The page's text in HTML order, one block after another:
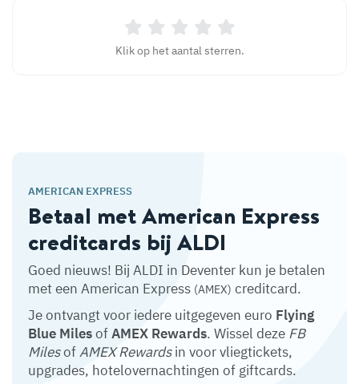
Klik op het aantal sterren.
AMERICAN EXPRESS
Betaal met American Express
creditcards bij ALDI
Goed nieuws! Bij ALDI in Deventer kun je betalen
met een American Express (AMEX) creditcard.
Je ontvangt voor iedere uitgegeven euro Flying
Blue MilesofAMEX Rewards. Wissel deze FB
MilesofAMEX Rewardsin voor vliegtickets,
upgrades, hotelovernachtingen of giftcards.